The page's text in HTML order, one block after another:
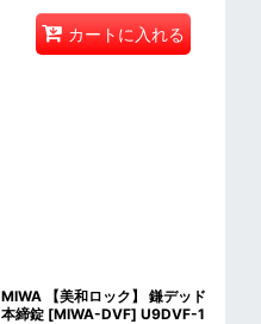
カートに入れる
MIWA 【美和ロック】 鎌デッド
本締錠 [MIWA-DVF] U9DVF-1